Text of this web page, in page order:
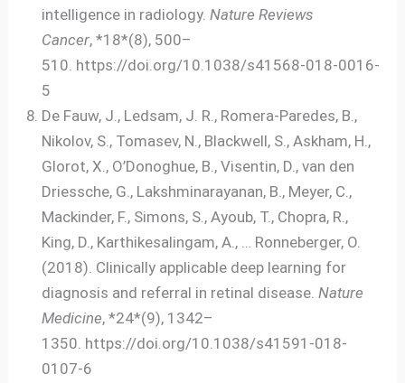
intelligence in radiology.Nature Reviews
Cancer, *18*(8), 500–
510. https://doi.org/10.1038/s41568-018-0016-
5
De Fauw, J., Ledsam, J. R., Romera-Paredes, B.,
Nikolov, S., Tomasev, N., Blackwell, S., Askham, H.,
Glorot, X., O’Donoghue, B., Visentin, D., van den
Driessche, G., Lakshminarayanan, B., Meyer, C.,
Mackinder, F., Simons, S., Ayoub, T., Chopra, R.,
King, D., Karthikesalingam, A., … Ronneberger, O.
(2018). Clinically applicable deep learning for
diagnosis and referral in retinal disease.Nature
Medicine, *24*(9), 1342–
1350. https://doi.org/10.1038/s41591-018-
0107-6